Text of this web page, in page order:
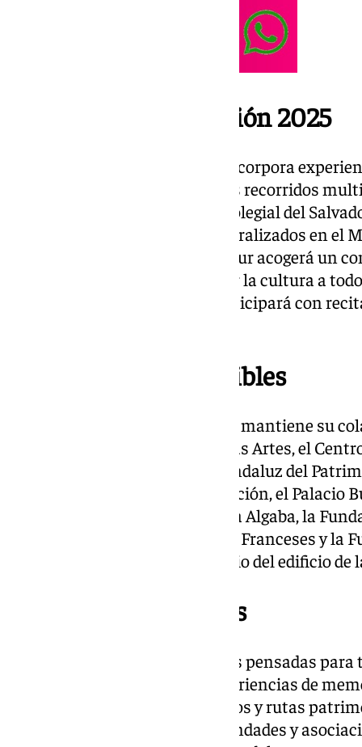
Novedades de la edición 2025
La programación de este año incorpora
las cubiertas de la Catedral y los recorridos
de tours guiados en la Iglesia Colegial del
Sevilla se suma con paseos teatralizados en el
Factoría Cultural del Polígono Sur acogerá un
reforzando la apuesta por llevar la cultura a
Festival de Ópera de Sevilla participará con
Espacios imprescindibles
Junto a estas novedades, la cita mantiene su
clásicos como el Museo de Bellas Artes, el
Contemporáneo, el Instituto Andaluz del
Sevilla, el Pabellón de la Navegación, el Palacio
el Palacio de los Marqueses de la Algaba, la
Monumental de San Luis de los Franceses y la
conmemora el quinto centenario del edificio de
Una noche para todos
El programa incluye actividades pensadas
infantiles, cuentacuentos, experiencias de
digitales para jóvenes, conciertos y rutas
iniciativas solidarias de hermandades y